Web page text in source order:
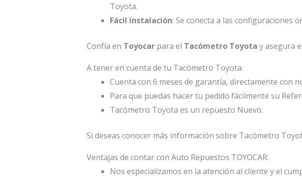
Toyota.
Fácil instalación: Se conecta a las configuraciones
Confía en Toyocarpara el Tacómetro Toyota y asegura
A tener en cuenta de tu Tacómetro Toyota:
Cuenta con 6 meses de garantía, directamente con
Para que puedas hacer tu pedido fácilmente su
Tacómetro Toyota es un repuesto Nuevo.
Si deseas conocer más información sobre Tacómetro
Ventajas de contar con Auto Repuestos TOYOCAR:
Nos especializamos en la atención al cliente y el